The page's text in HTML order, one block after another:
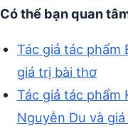
Có thể bạn quan
Tác giả tác phẩm
giá trị bài thơ
Tác giả tác
Nguyễn Du và